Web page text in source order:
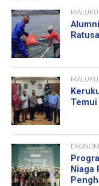
MALUKU
MALUKU
Niaga